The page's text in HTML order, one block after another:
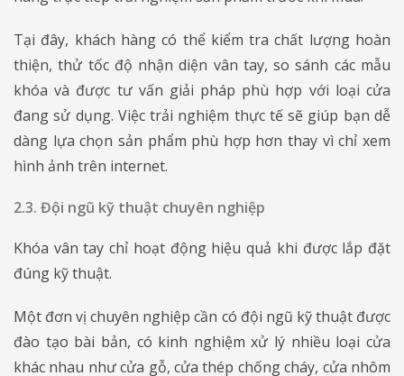
Tại đây, khách hàng có thể kiểm tra chất lượng hoàn
thiện, thử tốc độ nhận diện vân tay, so sánh các mẫu
khóa và được tư vấn giải pháp phù hợp với loại cửa
đang sử dụng. Việc trải nghiệm thực tế sẽ giúp bạn dễ
dàng lựa chọn sản phẩm phù hợp hơn thay vì chỉ xem
hình ảnh trên internet.
2.3. Đội ngũ kỹ thuật chuyên nghiệp
Khóa vân tay chỉ hoạt động hiệu quả khi được lắp đặt
đúng kỹ thuật.
Một đơn vị chuyên nghiệp cần có đội ngũ kỹ thuật được
đào tạo bài bản, có kinh nghiệm xử lý nhiều loại cửa
khác nhau như cửa gỗ, cửa thép chống cháy, cửa nhôm